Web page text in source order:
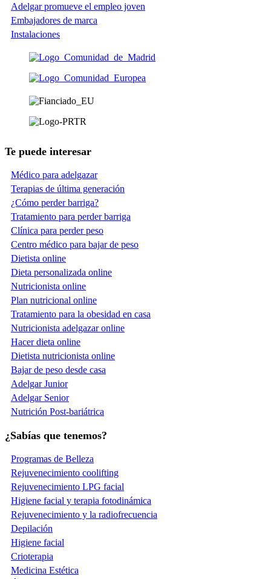
Adelgar promueve el empleo joven
Embajadores de marca
Instalaciones
Te puede interesar
Médico para adelgazar
Terapias de última generación
¿Cómo perder barriga?
Tratamiento para perder barriga
Clínica para perder peso
Centro médico para bajar de peso
Dietista online
Dieta personalizada online
Nutricionista online
Plan nutricional online
Tratamiento para la obesidad en casa
Nutricionista adelgazar online
Hacer dieta online
Dietista nutricionista online
Bajar de peso desde casa
Adelgar Junior
Adelgar Senior
Nutrición Post-bariátrica
¿Sabías que tenemos?
Programas de Belleza
Rejuvenecimiento coolifting
Rejuvenecimiento LPG facial
Higiene facial y terapia fotodinámica
Rejuvenecimiento y la radiofrecuencia
Depilación
Higiene facial
Crioterapia
Medicina Estética